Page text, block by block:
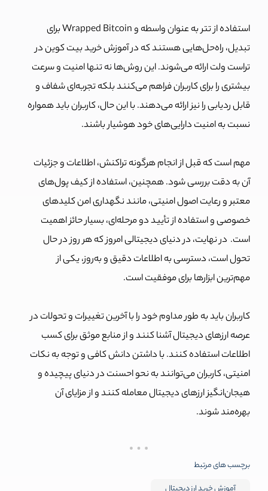
استفاده از تتر به عنوان واسطه و Wrapped Bitcoin برای
تبدیل، راه‌حل‌هایی هستند که در آموزش خرید بیت کوین در
تراست ولت ارائه می‌شوند. این روش‌ها نه تنها امنیت و سرعت
بیشتری را برای کاربران فراهم می‌کنند بلکه تجربه‌ای شفاف و
قابل ردیابی را نیز ارائه می‌دهند.با این حال، کاربران باید همواره
نسبت به امنیت دارایی‌های خود هوشیار باشند.
مهم است که قبل از انجام هرگونه تراکنش، اطلاعات و جزئیات
آن به دقت بررسی شود. همچنین، استفاده از کیف پول‌های
معتبر و رعایت اصول امنیتی، مانند نگهداری امن کلیدهای
خصوصی و استفاده از تأیید دو مرحله‌ای، بسیار حائز اهمیت
است. در نهایت، در دنیای دیجیتالی امروز که هر روز در حال
تحول است، دسترسی به اطلاعات دقیق و به‌روز، یکی از
مهم‌ترین ابزارها برای موفقیت است.
کاربران باید به طور مداوم خود را با آخرین تغییرات و تحولات در
عرصه ارزهای دیجیتال آشنا کنند و از منابع موثق برای کسب
اطلاعات استفاده کنند. با داشتن دانش کافی و توجه به نکات
امنیتی، کاربران می‌توانند به نحو احسنت در دنیای پیچیده و
هیجان‌انگیز ارزهای دیجیتال معامله کنند و از مزایای آن
بهره‌مند شوند.
برچسب های مرتبط